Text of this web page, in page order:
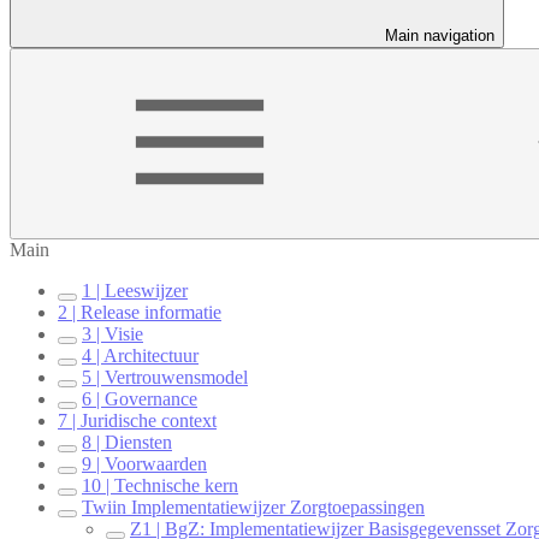
Main navigation
Main
1 | Leeswijzer
2 | Release informatie
3 | Visie
4 | Architectuur
5 | Vertrouwensmodel
6 | Governance
7 | Juridische context
8 | Diensten
9 | Voorwaarden
10 | Technische kern
Twiin Implementatiewijzer Zorgtoepassingen
Z1 | BgZ: Implementatiewijzer Basisgegevensset